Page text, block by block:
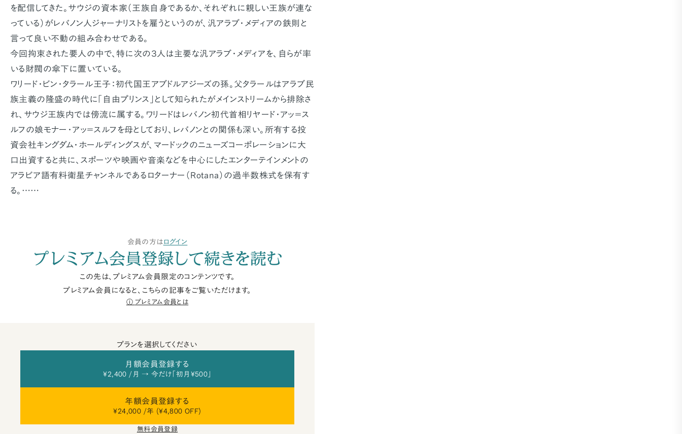
を配信してきた。サウジの資本家（王族自身であるか、それぞれに親しい王族が連な
っている）がレバノン人ジャーナリストを雇うというのが、汎アラブ・メディアの鉄則と
言って良い不動の組み合わせである。
今回拘束された要人の中で、特に次の３人は主要な汎アラブ・メディアを、自らが率
いる財閥の傘下に置いている。
ワリード・ビン・タラール王子：初代国王アブドルアジーズの孫。父タラールはアラブ民
族主義の隆盛の時代に「自由プリンス」として知られたがメインストリームから排除さ
れ、サウジ王族内では傍流に属する。ワリードはレバノン初代首相リヤード・アッ＝ス
ルフの娘モナー・アッ＝スルフを母としており、レバノンとの関係も深い。所有する投
資会社キングダム・ホールディングスが、マードックのニューズコーポレーションに大
口出資すると共に、スポーツや映画や音楽などを中心にしたエンターテインメントの
アラビア語有料衛星チャンネルであるロターナー（Rotana）の過半数株式を保有す
る。……
会員の方は ログイン
プレミアム会員登録して続きを読む
この先は、プレミアム会員限定のコンテンツです。
プレミアム会員になると、こちらの記事をご覧いただけます。
プレミアム会員とは
プランを選択してください
月額会員登録する
¥2,400 /月 → 今だけ「初月¥500」
年額会員登録する
¥24,000 /年 (¥4,800 OFF)
無料会員登録